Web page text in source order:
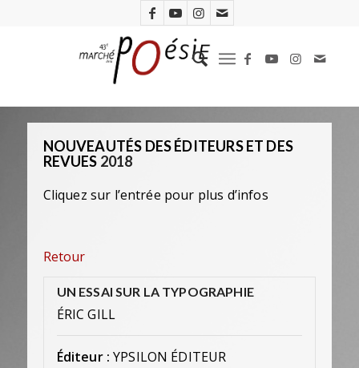
NOUVEAUTÉS DES ÉDITEURS ET DES
REVUES 2018
Cliquez sur l’entrée pour plus d’infos
Retour
UN ESSAI SUR LA TYPOGRAPHIE
ÉRIC GILL
Éditeur : YPSILON ÉDITEUR